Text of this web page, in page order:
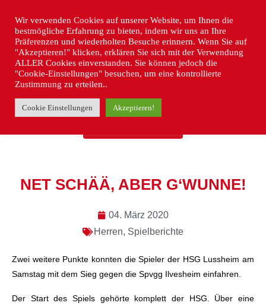
NET SCHÄÄ, ABER G‘WUNNE!
04. März 2020
Herren, Spielberichte
Zwei weitere Punkte konnten die Spieler der HSG Lussheim am
Samstag mit dem Sieg gegen die Spvgg Ilvesheim einfahren.
Der Start des Spiels gehörte komplett der HSG. Über eine
Wir verwenden Cookies auf unserer Website, um Ihnen die
bestmögliche Erfahrung zu bieten, indem wir uns an Ihre
Präferenzen und wiederholten Besuche erinnern. Wenn Sie auf
"Akzeptieren!" klicken, erklären Sie sich mit der Verwendung
ALLER Cookies einverstanden. Sie können jedoch die
"Cookie-Einstellungen" besuchen, um eine kontrollierte
Zustimmung zu erteilen..
Cookie Einstellungen Akzeptieren!